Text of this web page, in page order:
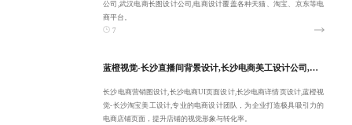
公司,武汉电商长图设计公司,电商设计覆盖各种天猫、淘宝、京东等电
商平台。
7
蓝橙视觉-长沙直播间背景设计,长沙电商美工设计公司,专业长沙电商营销图设计,长沙电商UI页面设计-客户满意为止
长沙电商营销图设计,长沙电商UI页面设计,长沙电商详情页设计,蓝橙视
觉-长沙淘宝美工设计,专业的电商设计团队，为企业打造极具吸引力的
电商店铺页面，提升店铺的视觉形象与转化率。